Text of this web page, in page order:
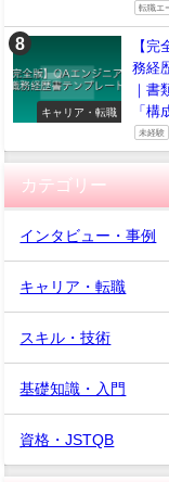
転職エ
キャリア・転職
【完
務経
｜書
「構
未経験
カテゴリー
インタビュー・事例
キャリア・転職
スキル・技術
基礎知識・入門
資格・JSTQB